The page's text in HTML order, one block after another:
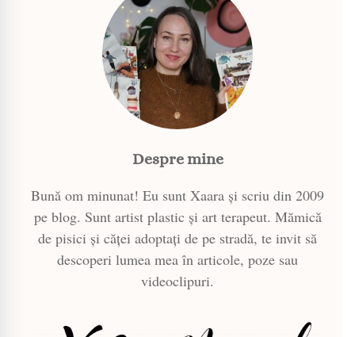
Despre mine
Bună om minunat! Eu sunt Xaara și scriu din 2009
pe blog. Sunt artist plastic și art terapeut. Mămică
de pisici și căței adoptați de pe stradă, te invit să
descoperi lumea mea în articole, poze sau
videoclipuri.